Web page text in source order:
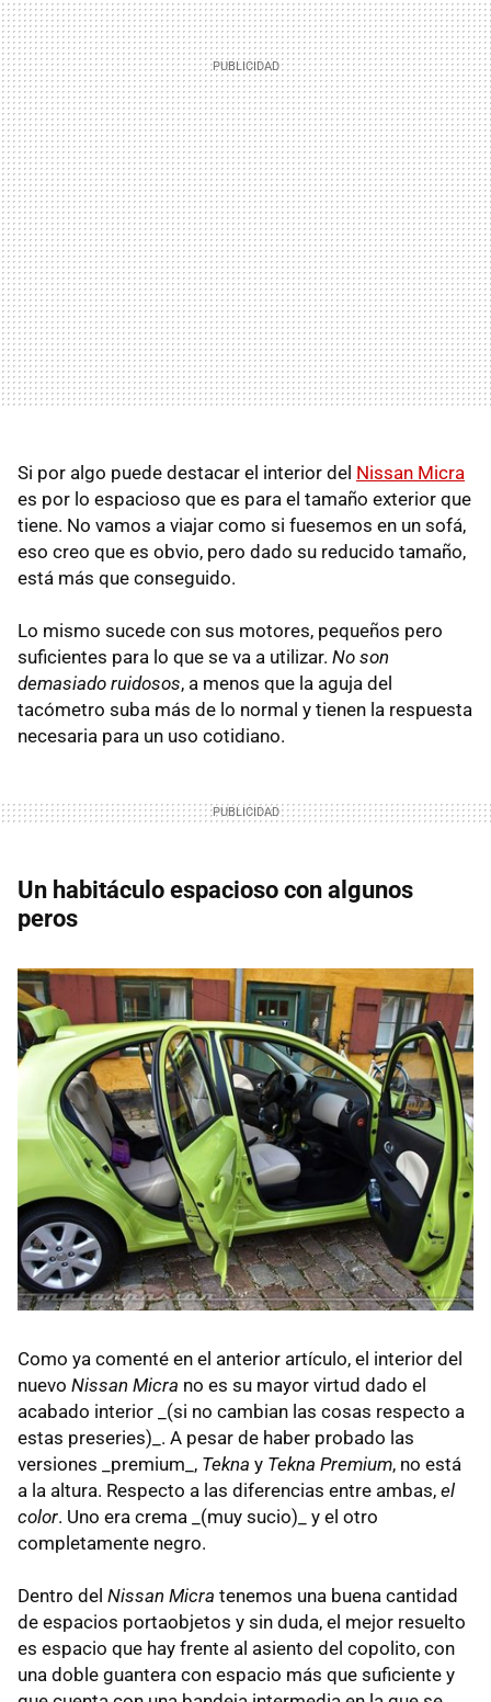
Si por algo puede destacar el interior del Nissan Micra
es por lo espacioso que es para el tamaño exterior que
tiene. No vamos a viajar como si fuesemos en un sofá,
eso creo que es obvio, pero dado su reducido tamaño,
está más que conseguido.
Lo mismo sucede con sus motores, pequeños pero
suficientes para lo que se va a utilizar. No son
demasiado ruidosos, a menos que la aguja del
tacómetro suba más de lo normal y tienen la respuesta
necesaria para un uso cotidiano.
Un habitáculo espacioso con algunos
peros
Como ya comenté en el anterior artículo, el interior del
nuevo Nissan Micra no es su mayor virtud dado el
acabado interior _(si no cambian las cosas respecto a
estas preseries)_. A pesar de haber probado las
versiones _premium_, Tekna y Tekna Premium, no está
a la altura. Respecto a las diferencias entre ambas, el
color. Uno era crema _(muy sucio)_ y el otro
completamente negro.
Dentro del Nissan Micra tenemos una buena cantidad
de espacios portaobjetos y sin duda, el mejor resuelto
es espacio que hay frente al asiento del copolito, con
una doble guantera con espacio más que suficiente y